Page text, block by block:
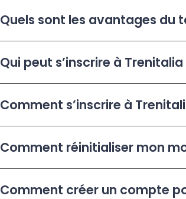
Quels sont les avantages du
Qui peut s’inscrire à Trenitalia
Comment s’inscrire à
Comment réinitialiser mon
Comment créer un compte